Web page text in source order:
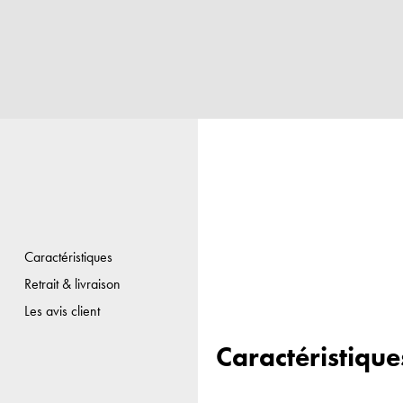
Caractéristiques
Retrait & livraison
Les avis client